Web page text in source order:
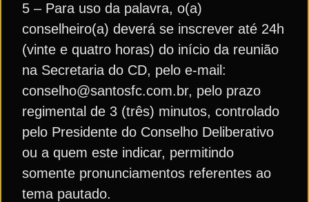
5 – Para uso da palavra, o(a)
conselheiro(a) deverá se inscrever até 24h
(vinte e quatro horas) do início da reunião
na Secretaria do CD, pelo e-mail:
conselho@santosfc.com.br, pelo prazo
regimental de 3 (três) minutos, controlado
pelo Presidente do Conselho Deliberativo
ou a quem este indicar, permitindo
somente pronunciamentos referentes ao
tema pautado.